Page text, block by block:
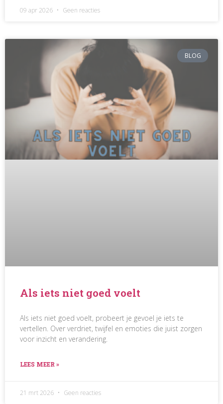
09 apr 2026 Geen reacties
BLOG
Als iets niet goed voelt
Als iets niet goed voelt, probeert je gevoel je iets te
vertellen. Over verdriet, twijfel en emoties die juist zorgen
voor inzicht en verandering.
LEES MEER »
21 mrt 2026 Geen reacties